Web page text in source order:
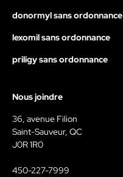
donormyl sans ordonnance
lexomil sans ordonnance
priligy sans ordonnance
Nous joindre
36, avenue Filion
Saint-Sauveur, QC
J0R 1R0
450-227-7999